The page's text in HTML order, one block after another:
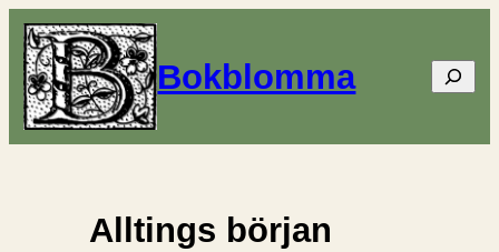
Bokblomma Sök
Alltings början